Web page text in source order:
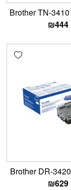
₪444
₪629